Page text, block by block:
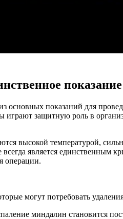
основных показаний для
защитную роль в
высокой температурой,
является единственным
операции.
могут потребовать
миндалин становится